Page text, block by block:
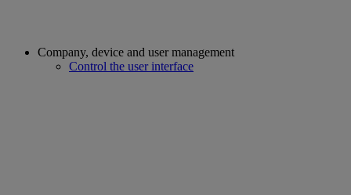
Company, device and user management
Control the user interface